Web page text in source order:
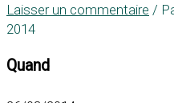
Laisser un commentaire /
2014
Quand